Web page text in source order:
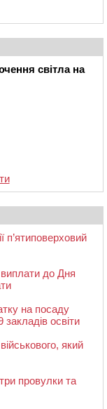
світла на
п’ятиповерховий
до Дня
на посаду
освіти
який
провулки та